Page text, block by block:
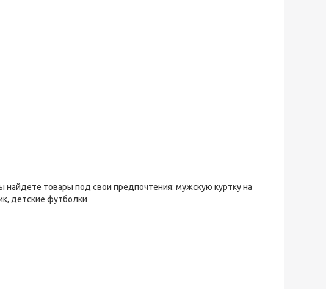
найдете товары под свои предпочтения: мужскую куртку на
детские футболки